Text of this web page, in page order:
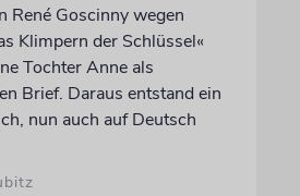
René Goscinny wegen
Klimpern der Schlüssel«
Tochter Anne als
Brief. Daraus entstand ein
nun auch auf Deutsch